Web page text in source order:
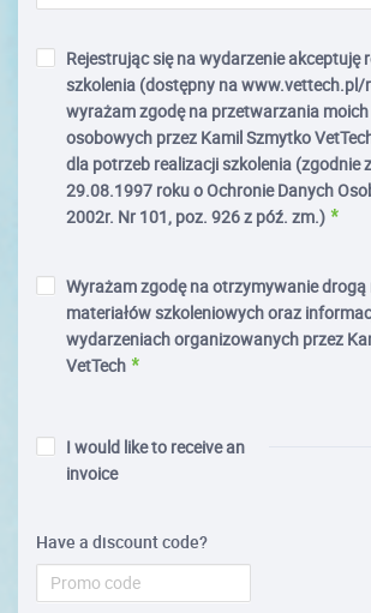
Rejestrując się na wydarzenie akceptuję
szkolenia (dostępny na www.vettech.pl/
wyrażam zgodę na przetwarzania
osobowych przez Kamil Szmytko
dla potrzeb realizacji szkolenia (zgodnie
29.08.1997 roku o Ochronie Danych
2002r. Nr 101, poz. 926 z póź. zm.)
Wyrażam zgodę na otrzymywanie
materiałów szkoleniowych oraz
wydarzeniach organizowanych przez
VetTech
I would like to receive an
invoice
Have a discount code?